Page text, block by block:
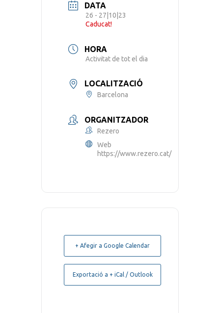
DATA
26 - 27|10|23
Caducat!
HORA
Activitat de tot el dia
LOCALITZACIÓ
Barcelona
ORGANITZADOR
Rezero
Web
https://www.rezero.cat/
+ Afegir a Google Calendar
Exportació a + iCal / Outlook